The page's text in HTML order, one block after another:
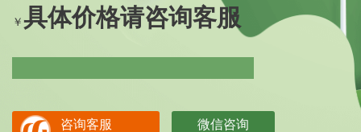
FSC森林认证
￥具体价格请咨询客服
咨询客服 微信咨询